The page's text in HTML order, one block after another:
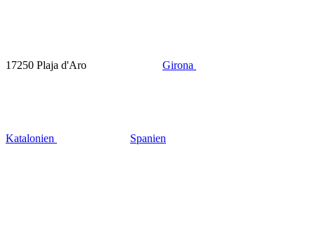
17250 Plaja d'Aro Girona
Katalonien Spanien